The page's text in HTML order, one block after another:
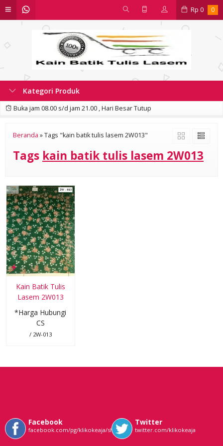
Rp 0 0
Kategori Produk
Buka jam 08.00 s/d jam 21.00 , Hari Besar Tutup
Beranda »Tags "kain batik tulis lasem 2W013"
Tags kain batik tulis lasem 2W013
Kain Batik Tulis
Lasem 2W013
*Harga Hubungi
CS
/ 2W-013
Facebook
facebook.com/pg/klikokeaja/shop/
Twitter
twitter.com/klikokeaja